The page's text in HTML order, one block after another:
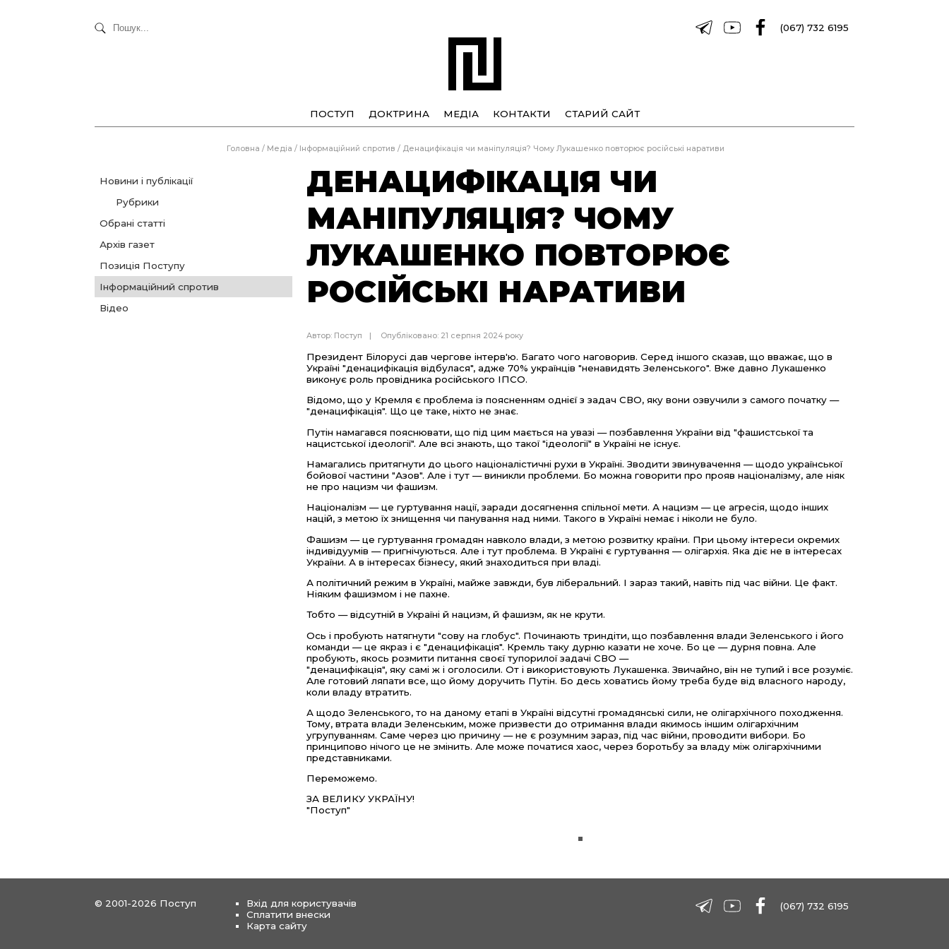
(067) 732 6195
ПОСТУП ДОКТРИНА МЕДІА КОНТАКТИ СТАРИЙ САЙТ
Головна / Медіа / Інформаційний спротив / Денацифікація чи маніпуляція? Чому Лукашенко повторює російські наративи
Новини і публікації
Рубрики
Обрані статті
Архів газет
Позиція Поступу
Інформаційний спротив
Відео
ДЕНАЦИФІКАЦІЯ ЧИ
МАНІПУЛЯЦІЯ? ЧОМУ
ЛУКАШЕНКО ПОВТОРЮЄ
РОСІЙСЬКІ НАРАТИВИ
Автор: Поступ Опубліковано: 21 серпня 2024 року
Президент Білорусі дав чергове інтерв'ю. Багато чого наговорив. Серед іншого сказав, що вважає, що в
Україні "денацифікація відбулася", адже 70% українців "ненавидять Зеленського". Вже давно Лукашенко
виконує роль провідника російського ІПСО.
Відомо, що у Кремля є проблема із поясненням однієї з задач СВО, яку вони озвучили з самого початку —
"денацифікація". Що це таке, ніхто не знає.
Путін намагався пояснювати, що під цим мається на увазі — позбавлення України від "фашистської та
нацистської ідеології". Але всі знають, що такої "ідеології" в Україні не існує.
Намагались притягнути до цього націоналістичні рухи в Україні. Зводити звинувачення — щодо української
бойової частини "Азов". Але і тут — виникли проблеми. Бо можна говорити про прояв націоналізму, але ніяк
не про нацизм чи фашизм.
Націоналізм — це гуртування нації, заради досягнення спільної мети. А нацизм — це агресія, щодо інших
націй, з метою їх знищення чи панування над ними. Такого в Україні немає і ніколи не було.
Фашизм — це гуртування громадян навколо влади, з метою розвитку країни. При цьому інтереси окремих
індивідуумів — пригнічуються. Але і тут проблема. В Україні є гуртування — олігархія. Яка діє не в інтересах
України. А в інтересах бізнесу, який знаходиться при владі.
А політичний режим в Україні, майже завжди, був ліберальний. І зараз такий, навіть під час війни. Це факт.
Ніяким фашизмом і не пахне.
Тобто — відсутній в Україні й нацизм, й фашизм, як не крути.
Ось і пробують натягнути "сову на глобус". Починають триндіти, що позбавлення влади Зеленського і його
команди — це якраз і є "денацифікація". Кремль таку дурню казати не хоче. Бо це — дурня повна. Але
пробують, якось розмити питання своєї тупорилої задачі СВО —
"денацифікація", яку самі ж і оголосили. От і використовують Лукашенка. Звичайно, він не тупий і все розуміє.
Але готовий ляпати все, що йому доручить Путін. Бо десь ховатись йому треба буде від власного народу,
коли владу втратить.
А щодо Зеленського, то на даному етапі в Україні відсутні громадянські сили, не олігархічного походження.
Тому, втрата влади Зеленським, може призвести до отримання влади якимось іншим олігархічним
угрупуванням. Саме через цю причину — не є розумним зараз, під час війни, проводити вибори. Бо
принципово нічого це не змінить. Але може початися хаос, через боротьбу за владу між олігархічними
представниками.
Переможемо.
ЗА ВЕЛИКУ УКРАЇНУ!
"Поступ"
© 2001-2026 Поступ
Вхід для користувачів
Сплатити внески
Карта сайту
(067) 732 6195